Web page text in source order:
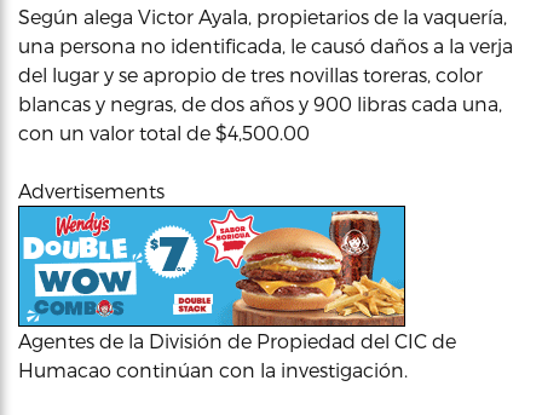
Según alega Victor Ayala, propietarios de la vaquería,
una persona no identificada, le causó daños a la verja
del lugar y se apropio de tres novillas toreras, color
blancas y negras, de dos años y 900 libras cada una,
con un valor total de $4,500.00
Advertisements
Agentes de la División de Propiedad del CIC de
Humacao continúan con la investigación.